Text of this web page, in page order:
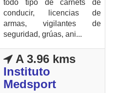
todo tipo de carnets de
conducir, licencias de
armas, vigilantes de
seguridad, grúas, ani...
A 3.96 kms
Instituto
Medsport